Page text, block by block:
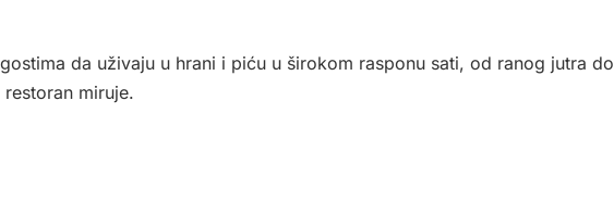
da uživaju u hrani i piću u širokom rasponu sati, od ranog jutra do
miruje.